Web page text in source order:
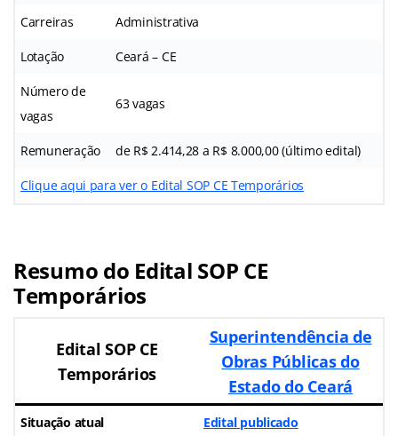
Carreiras Administrativa
Lotação Ceará – CE
Número de
vagas
63 vagas
Remuneração de R$ 2.414,28 a R$ 8.000,00 (último edital)
Clique aqui para ver o Edital SOP CE Temporários
Resumo do Edital SOP CE
Temporários
Edital SOP CE
Temporários
Superintendência de
Obras Públicas do
Estado do Ceará
Situação atual Edital publicado